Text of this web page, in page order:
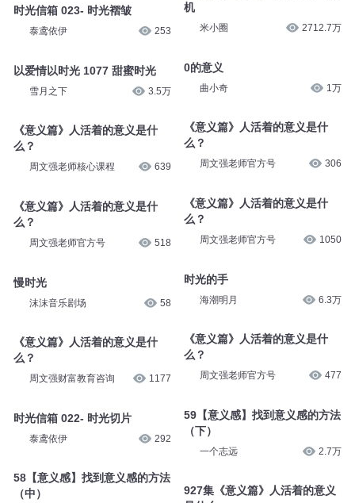
时光信箱 023- 时光褶皱
泰鸢依伊 253
以爱情以时光 1077 甜蜜时光
雪月之下 3.5万
《意义篇》人活着的意义是什
么？
周文强老师核心课程 639
《意义篇》人活着的意义是什
么？
周文强老师官方号 518
慢时光
沫沫音乐剧场 58
《意义篇》人活着的意义是什
么？
周文强财富教育咨询 1177
时光信箱 022- 时光切片
泰鸢依伊 292
58【意义感】找到意义感的方法
（中）
机
米小圈 2712.7万
0的意义
曲小奇 1万
《意义篇》人活着的意义是什
么？
周文强老师官方号 306
《意义篇》人活着的意义是什
么？
周文强老师官方号 1050
时光的手
海潮明月 6.3万
《意义篇》人活着的意义是什
么？
周文强老师官方号 477
59【意义感】找到意义感的方法
（下）
一个志远 2.7万
927集《意义篇》人活着的意义